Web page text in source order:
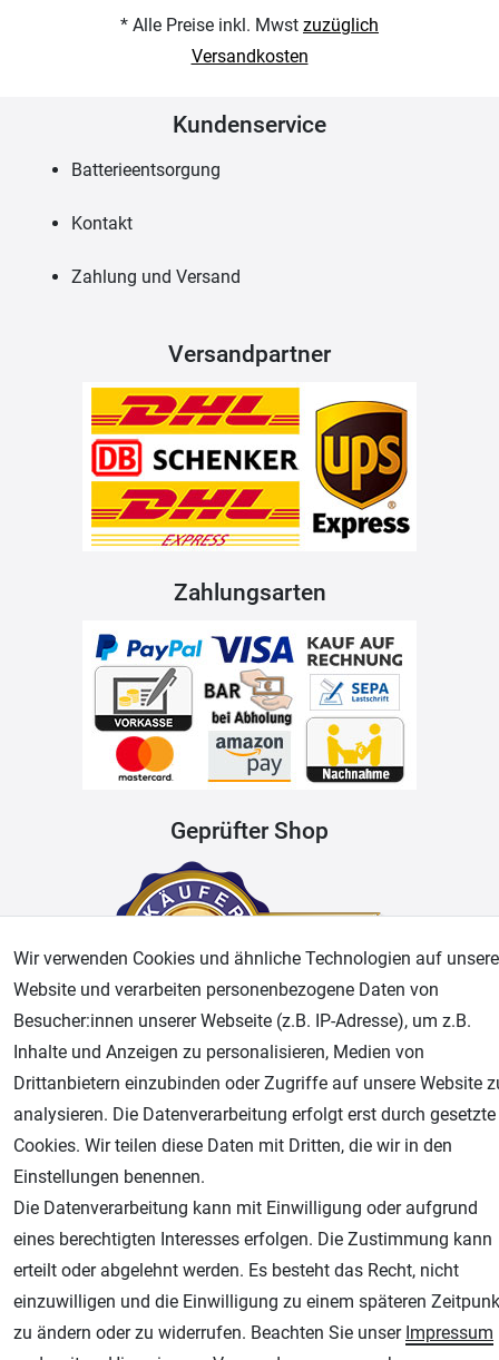
* Alle Preise inkl. Mwst zuzüglich
Versandkosten
Kundenservice
Batterieentsorgung
Kontakt
Zahlung und Versand
Versandpartner
Zahlungsarten
Geprüfter Shop
AGB Widerrufsrecht Datenschutz Impressum
Unsere weiteren Shops:
Airbrush-City
Fachhandel für: Airbrushpistolen, Kompressoren, Airbrushfarben
Modellbau-City
Modellbau Shop
Plotter-City
Schneideplotter, Transferpressen, Siebdruck und Plotterfolien
Wir verwenden Cookies und ähnliche Technologien auf
Website und verarbeiten personenbezogene Daten von
Besucher:innen unserer Webseite (z.B. IP-Adresse), um z.B.
Inhalte und Anzeigen zu personalisieren, Medien von
Drittanbietern einzubinden oder Zugriffe auf unsere Website
analysieren. Die Datenverarbeitung erfolgt erst durch gesetzte
Cookies. Wir teilen diese Daten mit Dritten, die wir in den
Einstellungen benennen.
Die Datenverarbeitung kann mit Einwilligung oder aufgrund
eines berechtigten Interesses erfolgen. Die Zustimmung kann
erteilt oder abgelehnt werden. Es besteht das Recht, nicht
einzuwilligen und die Einwilligung zu einem späteren
zu ändern oder zu widerrufen. Beachten Sie unser Impressum